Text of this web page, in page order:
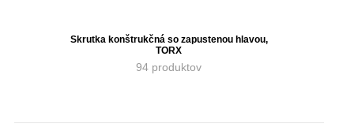
Skrutka konštrukčná so zapustenou hlavou,
TORX
94 produktov